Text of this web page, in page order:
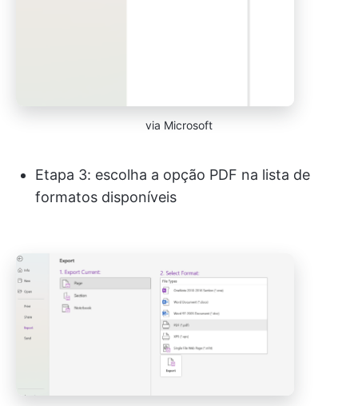
via Microsoft
Etapa 3: escolha a opção PDF na lista de
formatos disponíveis